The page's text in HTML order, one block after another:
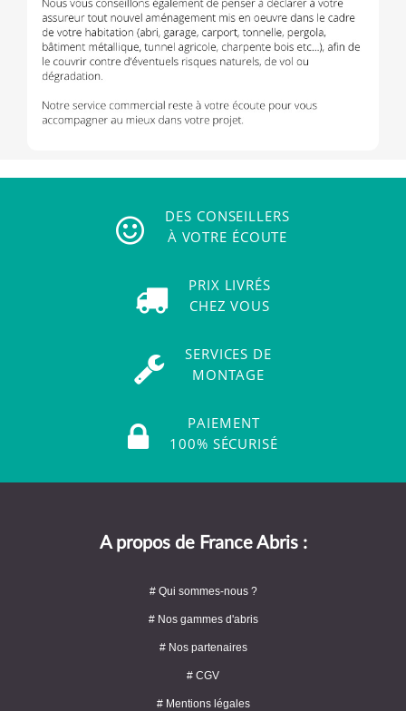
DES CONSEILLERS
À VOTRE ÉCOUTE
PRIX LIVRÉS
CHEZ VOUS
SERVICES DE
MONTAGE
PAIEMENT
100% SÉCURISÉ
A propos de France Abris :
# Qui sommes-nous ?
# Nos gammes d'abris
# Nos partenaires
# CGV
# Mentions légales